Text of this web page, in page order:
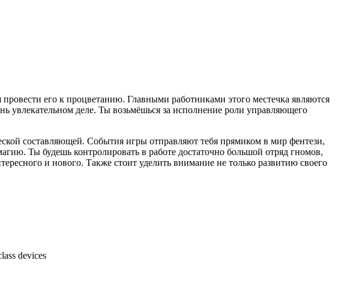
его к процветанию. Главными работниками этого местечка являются
увлекательном деле. Ты возьмёшься за исполнение роли управляющего
составляющей. События игры отправляют тебя прямиком в мир фентези,
Ты будешь контролировать в работе достаточно большой отряд гномов,
и нового. Также стоит уделить внимание не только развитию своего
devices